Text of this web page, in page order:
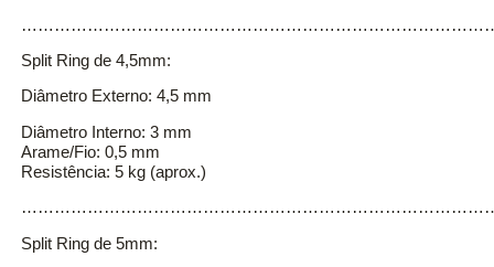
Split Ring de 4,5mm:
Diâmetro Externo: 4,5 mm
Diâmetro Interno: 3 mm
Arame/Fio: 0,5 mm
Resistência: 5 kg (aprox.)
Split Ring de 5mm: